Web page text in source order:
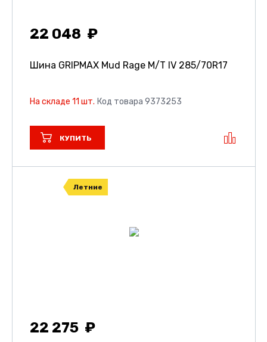
22 048
Шина GRIPMAX Mud Rage M/T IV 285/70R17
На складе 11 шт. Код товара 9373253
КУПИТЬ
Летние
22 275